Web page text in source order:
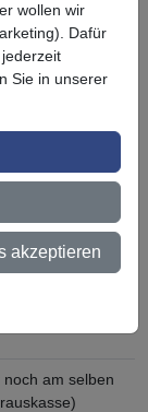
(innerhalb
am selben
wollen wir
Dafür
Sie in unserer
akzeptieren